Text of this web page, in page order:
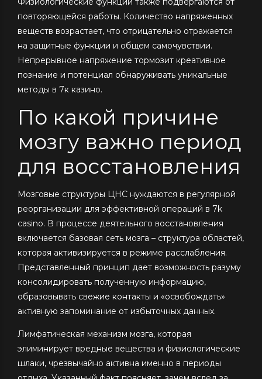
повторяющейся работы. Количество напряженных
веществ возрастает, что отрицательно отражается
на защитные функции и общем самочувствии.
Непрерывное напряжение тормозит креативное
познание и потенциал обнаруживать уникальные
методы в 7к казино.
По какой причине
мозгу важно период
для восстановления
Мозговые структуры ЦНС нуждаются в регулярной
реорганизации для эффективной операций в 7k
casino. В процессе деятельного восстановления
включается базовая сеть мозга – структура областей,
которая активизируется в режиме расслабления.
Представленный принцип дает возможность разуму
консолидировать полученную информацию,
образовывать свежие контакты и «освобождать»
активную запоминание от избыточных данных.
Лимфатическая механизм мозга, которая
элиминирует вредные вещества и физиологические
шлаки, чрезвычайно активна именно в периоды